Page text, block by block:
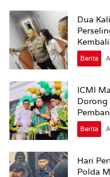
Dua
Berita
ICMI
Dorong
Berita
Hari
Polda